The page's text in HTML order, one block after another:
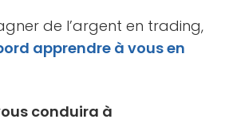
de l’argent en trading,
apprendre à vous en
conduira à